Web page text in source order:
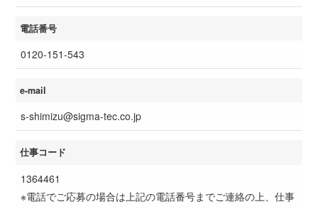
電話番号
0120-151-543
e-mail
s-shimizu@sigma-tec.co.jp
仕事コード
1364461
※電話でご応募の場合は上記の電話番号までご連絡の上、仕事